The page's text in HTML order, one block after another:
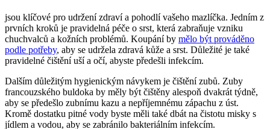
jsou klíčové pro udržení zdraví a pohodlí vašeho mazlíčka. Jedním z
prvních kroků je pravidelná péče o srst, která zabraňuje vzniku
chuchvalců a kožních problémů. Koupání by mělo být prováděno
podle potřeby, aby se udržela zdravá kůže a srst. Důležité je také
pravidelné čištění uší a očí, abyste předešli infekcím.
Dalším důležitým hygienickým návykem je čištění zubů. Zuby
francouzského buldoka by měly být čištěny alespoň dvakrát týdně,
aby se předešlo zubnímu kazu a nepříjemnému zápachu z úst.
Kromě dostatku pitné vody byste měli také dbát na čistotu misky s
jídlem a vodou, aby se zabránilo bakteriálním infekcím.